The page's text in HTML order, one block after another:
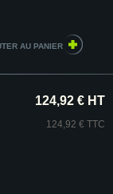
124,92 € HT
124,92 € TTC